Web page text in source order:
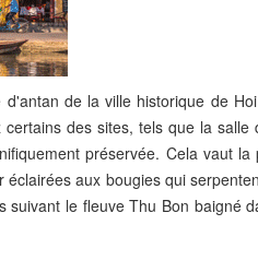
de la ville historique de
des sites, tels que la salle
préservée. Cela vaut la
aux bougies qui
le fleuve Thu Bon baigné